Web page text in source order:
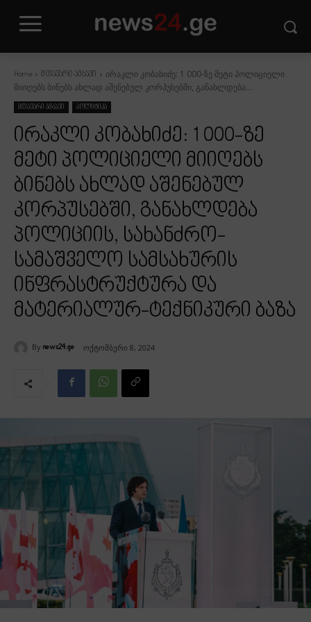
Home მთავარი ამბავი
ირაკლი კობახიძე: 1 000-ზე მეტი პოლიციელი
მიიღებს ბინებს ახლად აშენებულ კორპუსებში, განახლდება...
მთავარი ამბავი პოლიტიკა
ირაკლი კობახიძე: 1 000-ზე
მეტი პოლიციელი მიიღებს
ბინებს ახლად აშენებულ
კორპუსებში, განახლდება
პოლიციის, სახანძრო-
სამაშველო სამსახურის
ინფრასტრუქტურა და
მატერიალურ-ტექნიკური ბაზა
By news24.ge ოქტომბერი 8, 2024